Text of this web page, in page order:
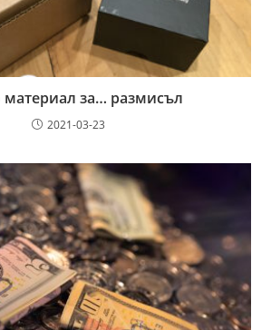
за… размисъл
2021-03-23